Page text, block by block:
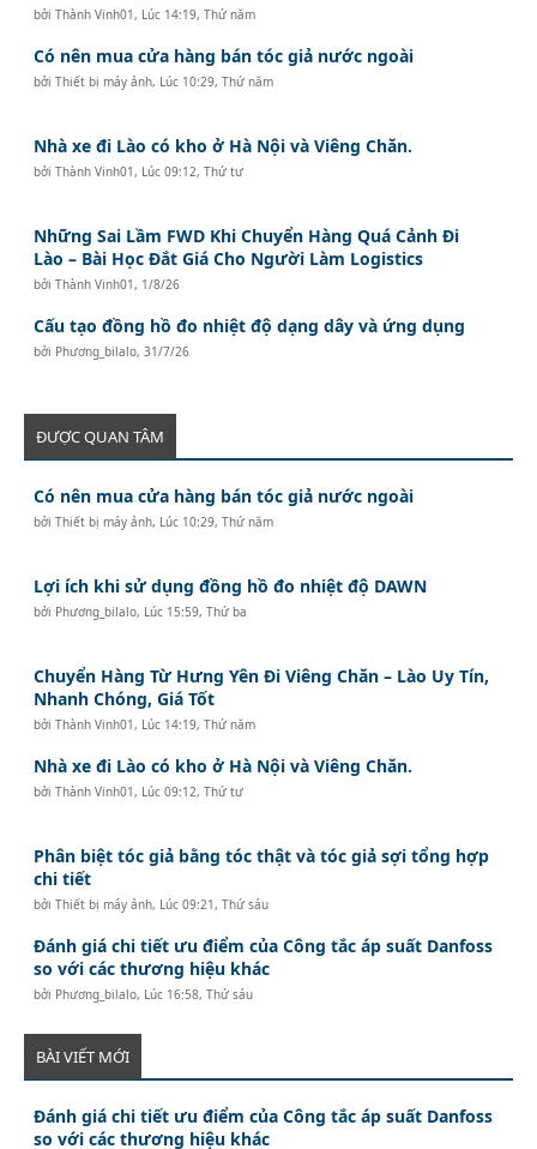
bởiThành Vinh01 , Lúc 14:19, Thứ năm
Có nên mua cửa hàng bán tóc giả nước ngoài
bởiThiết bị máy ảnh, Lúc 10:29, Thứ năm
Nhà xe đi Lào có kho ở Hà Nội và Viêng Chăn.
bởiThành Vinh01 , Lúc 09:12, Thứ tư
Những Sai Lầm FWD Khi Chuyển Hàng Quá Cảnh Đi
Lào – Bài Học Đắt Giá Cho Người Làm Logistics
bởiThành Vinh01 , 1/8/26
Cấu tạo đồng hồ đo nhiệt độ dạng dây và ứng dụng
bởi Phương_bilalo,31/7/26
ĐƯỢC QUAN TÂM
Có nên mua cửa hàng bán tóc giả nước ngoài
bởiThiết bị máy ảnh, Lúc 10:29, Thứ năm
Lợi ích khi sử dụng đồng hồ đo nhiệt độ DAWN
bởi Phương_bilalo, Lúc 15:59, Thứ ba
Chuyển Hàng Từ Hưng Yên Đi Viêng Chăn – Lào Uy Tín,
Nhanh Chóng, Giá Tốt
bởiThành Vinh01 , Lúc 14:19, Thứ năm
Nhà xe đi Lào có kho ở Hà Nội và Viêng Chăn.
bởiThành Vinh01 , Lúc 09:12, Thứ tư
Phân biệt tóc giả bằng tóc thật và tóc giả sợi tổng hợp
chi tiết
bởiThiết bị máy ảnh, Lúc 09:21, Thứ sáu
Đánh giá chi tiết ưu điểm của Công tắc áp suất Danfoss
so với các thương hiệu khác
bởi Phương_bilalo, Lúc 16:58, Thứ sáu
BÀI VIẾT MỚI
Đánh giá chi tiết ưu điểm của Công tắc áp suất Danfoss
so với các thương hiệu khác